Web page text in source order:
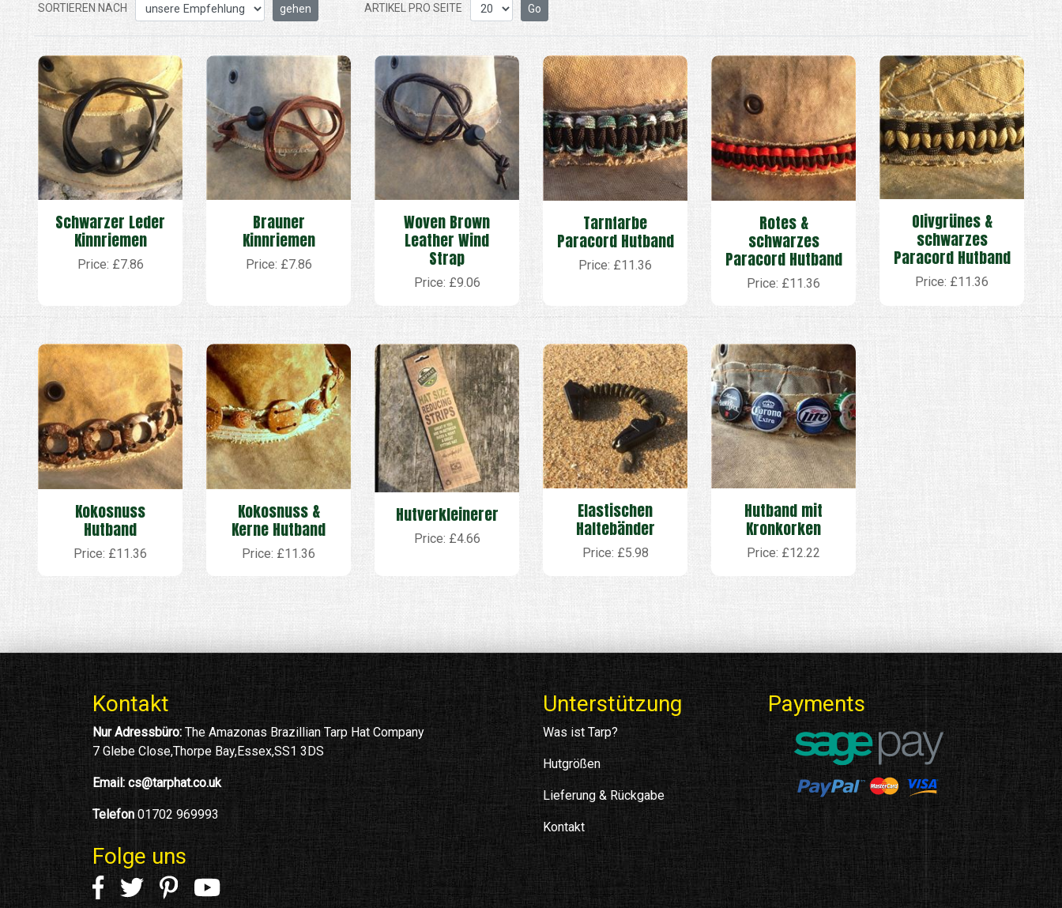
SORTIEREN NACH ARTIKEL PRO SEITE
Schwarzer Leder
Kinnriemen
Price: £7.86
Brauner
Kinnriemen
Price: £7.86
Woven Brown
Leather Wind
Strap
Price: £9.06
Tarnfarbe
Paracord Hutband
Price: £11.36
Rotes &
schwarzes
Paracord Hutband
Price: £11.36
Olivgrünes &
schwarzes
Paracord Hutband
Price: £11.36
Kokosnuss
Hutband
Price: £11.36
Kokosnuss &
Kerne Hutband
Price: £11.36
Hutverkleinerer
Price: £4.66
Elastischen
Haltebänder
Price: £5.98
Hutband mit
Kronkorken
Price: £12.22
Kontakt
Nur Adressbüro: The Amazonas Brazillian Tarp Hat Company
7 Glebe Close,Thorpe Bay,Essex,SS1 3DS
Email: cs@tarphat.co.uk
Telefon 01702 969993
Folge uns
Unterstützung
Was ist Tarp?
Hutgrößen
Lieferung & Rückgabe
Kontakt
Payments